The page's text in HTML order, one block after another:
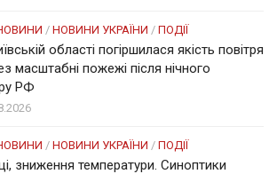
/ НОВИНИ УКРАЇНИ / ПОДІЇ
області погіршилася якість повітря
масштабні пожежі після нічного
РФ
/ НОВИНИ УКРАЇНИ / ПОДІЇ
зниження температури. Синоптики